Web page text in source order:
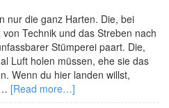
nur die ganz Harten. Die, bei
Technik und das Streben nach
Stümperei paart. Die,
Luft holen müssen, ehe sie das
Wenn du hier landen willst,
[Read more…]